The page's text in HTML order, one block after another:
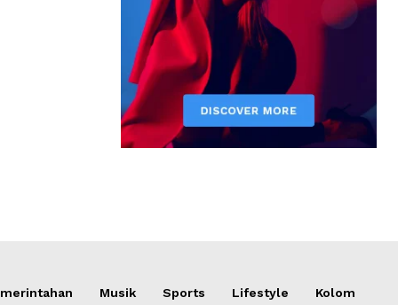
Musik Sports Lifestyle Kolom